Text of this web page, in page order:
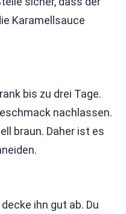
Karamellsauce
bis zu drei Tage.
nachlassen.
braun. Daher ist es
ihn gut ab. Du